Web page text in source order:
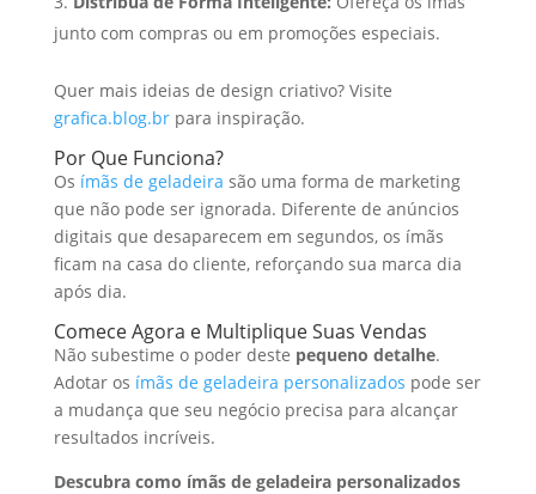
junto com compras ou em promoções especiais.
Quer mais ideias de design criativo? Visite
grafica.blog.brpara inspiração.
Por Que Funciona?
Os ímãs de geladeira são uma forma de marketing
que não pode ser ignorada. Diferente de anúncios
digitais que desaparecem em segundos, os ímãs
ficam na casa do cliente, reforçando sua marca dia
após dia.
Comece Agora e Multiplique Suas Vendas
Não subestime o poder deste pequeno detalhe.
Adotar os ímãs de geladeira personalizados pode ser
a mudança que seu negócio precisa para alcançar
resultados incríveis.
Descubra como ímãs de geladeira personalizados